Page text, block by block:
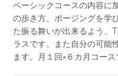
ベーシックコースの内容に
の歩き方、ポージングを学
た振る舞いが出来るよう、
ラスです。また自分の可能
ます。月１回×６カ月コース